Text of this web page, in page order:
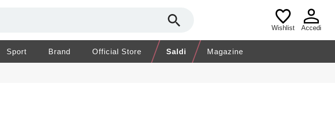
Wishlist Accedi
Sport Brand Official Store Saldi Magazine